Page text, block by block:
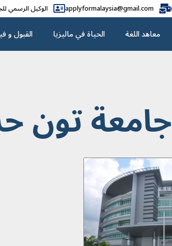
applyformalaysia@gmail.com الوکیل الرسمي
معاهد اللغة الحياة في ماليزيا القبول و
جامعة تون